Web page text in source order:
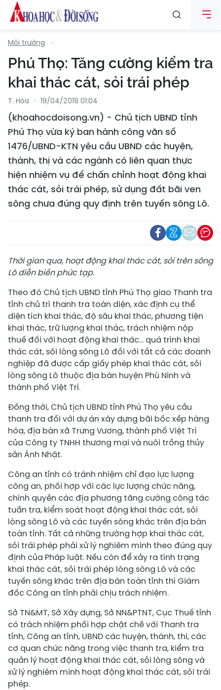
Môi trường
Phú Thọ: Tăng cường kiểm tra
khai thác cát, sỏi trái phép
T. Hòa 19/04/2019 01:04
(khoahocdoisong.vn) - Chủ tịch UBND tỉnh
Phú Thọ vừa ký ban hành công văn số
1476/UBND-KTN yêu cầu UBND các huyện,
thành, thị và các ngành có liên quan thực
hiện nhiệm vụ để chấn chỉnh hoạt động khai
thác cát, sỏi trái phép, sử dụng đất bãi ven
sông chưa đúng quy định trên tuyến sông Lô.
Thời gian qua, hoạt động khai thác cát, sỏi trên sông
Lô diễn biến phức tạp.
Theo đó Chủ tịch UBND tỉnh Phú Thọ giao Thanh tra
tỉnh chủ trì thanh tra toàn diện, xác định cụ thể
diện tích khai thác, độ sâu khai thác, phương tiện
khai thác, trữ lượng khai thác, trách nhiệm nộp
thuế đối với hoạt động khai thác… quá trình khai
thác cát, sỏi lòng sông Lô đối với tất cả các doanh
nghiệp đã được cấp giấy phép khai thác cát, sỏi
lòng sông Lô thuộc địa bàn huyện Phù Ninh và
thành phố Việt Trì.
Đồng thời, Chủ tịch UBND tỉnh Phú Thọ yêu cầu
thanh tra đối với dự án xây dựng bãi bốc xếp hàng
hóa, địa bàn xã Trưng Vương, thành phố Việt Trì
của Công ty TNHH thương mại và nuôi trồng thủy
sản Ánh Nhật.
Công an tỉnh có tránh nhiệm chỉ đạo lực lượng
công an, phối hợp với các lực lượng chức năng,
chính quyền các địa phương tăng cường công tác
tuần tra, kiểm soát hoạt động khai thác cát, sỏi
lòng sông Lô và các tuyến sông khác trên địa bàn
toàn tỉnh. Tất cả những trường hợp khai thác cát,
sỏi trái phép phải xử lý nghiêm minh theo đúng quy
định của Pháp luật. Nếu còn để xảy ra tình trạng
khai thác cát, sỏi trái phép lòng sông Lô và các
tuyến sông khác trên địa bàn toàn tỉnh thì Giám
đốc Công an tỉnh phải chịu trách nhiệm.
Sở TN&MT, Sở Xây dựng, Sở NN&PTNT, Cục Thuế tỉnh
có trách nhiệm phối hợp chặt chẽ với Thanh tra
tỉnh, Công an tỉnh, UBND các huyện, thành, thi, các
cơ quan chức năng trong việc thanh tra, kiểm tra
quản lý hoạt động khai thác cát, sỏi lòng sông và
xử lý nghiêm minh hoạt động khai thác cát, sỏi trái
phép.